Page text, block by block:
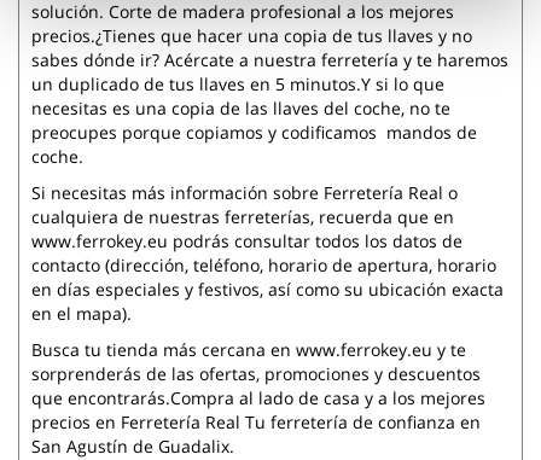
solución. Corte de madera profesional a los mejores
precios.¿Tienes que hacer una copia de tus llaves y no
sabes dónde ir? Acércate a nuestra ferretería y te haremos
un duplicado de tus llaves en 5 minutos.Y si lo que
necesitas es una copia de las llaves del coche, no te
preocupes porque copiamos y codificamos mandos de
coche.
Si necesitas más información sobre Ferretería Real o
cualquiera de nuestras ferreterías, recuerda que en
www.ferrokey.eu podrás consultar todos los datos de
contacto (dirección, teléfono, horario de apertura, horario
en días especiales y festivos, así como su ubicación exacta
en el mapa).
Busca tu tienda más cercana en www.ferrokey.eu y te
sorprenderás de las ofertas, promociones y descuentos
que encontrarás.Compra al lado de casa y a los mejores
precios en Ferretería Real Tu ferretería de confianza en
San Agustín de Guadalix.